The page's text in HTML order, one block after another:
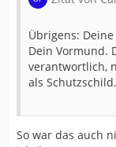
Übrigens:
Dein Vormund.
verantwortlich,
als Schutzschild.
So war das auch